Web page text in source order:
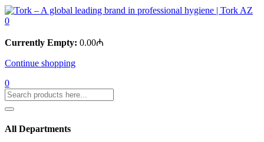
0
Currently Empty: 0.00₼
Continue shopping
0
All Departments